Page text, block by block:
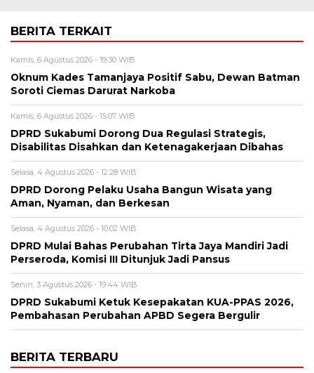
BERITA TERKAIT
Kamis, 6 Agustus 2026 - 19:30 WIB
Oknum Kades Tamanjaya Positif Sabu, Dewan Batman
Soroti Ciemas Darurat Narkoba
Kamis, 6 Agustus 2026 - 15:07 WIB
DPRD Sukabumi Dorong Dua Regulasi Strategis,
Disabilitas Disahkan dan Ketenagakerjaan Dibahas
Selasa, 4 Agustus 2026 - 12:28 WIB
DPRD Dorong Pelaku Usaha Bangun Wisata yang
Aman, Nyaman, dan Berkesan
Selasa, 4 Agustus 2026 - 10:02 WIB
DPRD Mulai Bahas Perubahan Tirta Jaya Mandiri Jadi
Perseroda, Komisi III Ditunjuk Jadi Pansus
Senin, 3 Agustus 2026 - 19:44 WIB
DPRD Sukabumi Ketuk Kesepakatan KUA-PPAS 2026,
Pembahasan Perubahan APBD Segera Bergulir
BERITA TERBARU